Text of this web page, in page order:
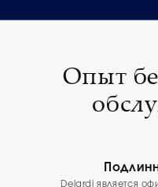
Опыт
Delardi является